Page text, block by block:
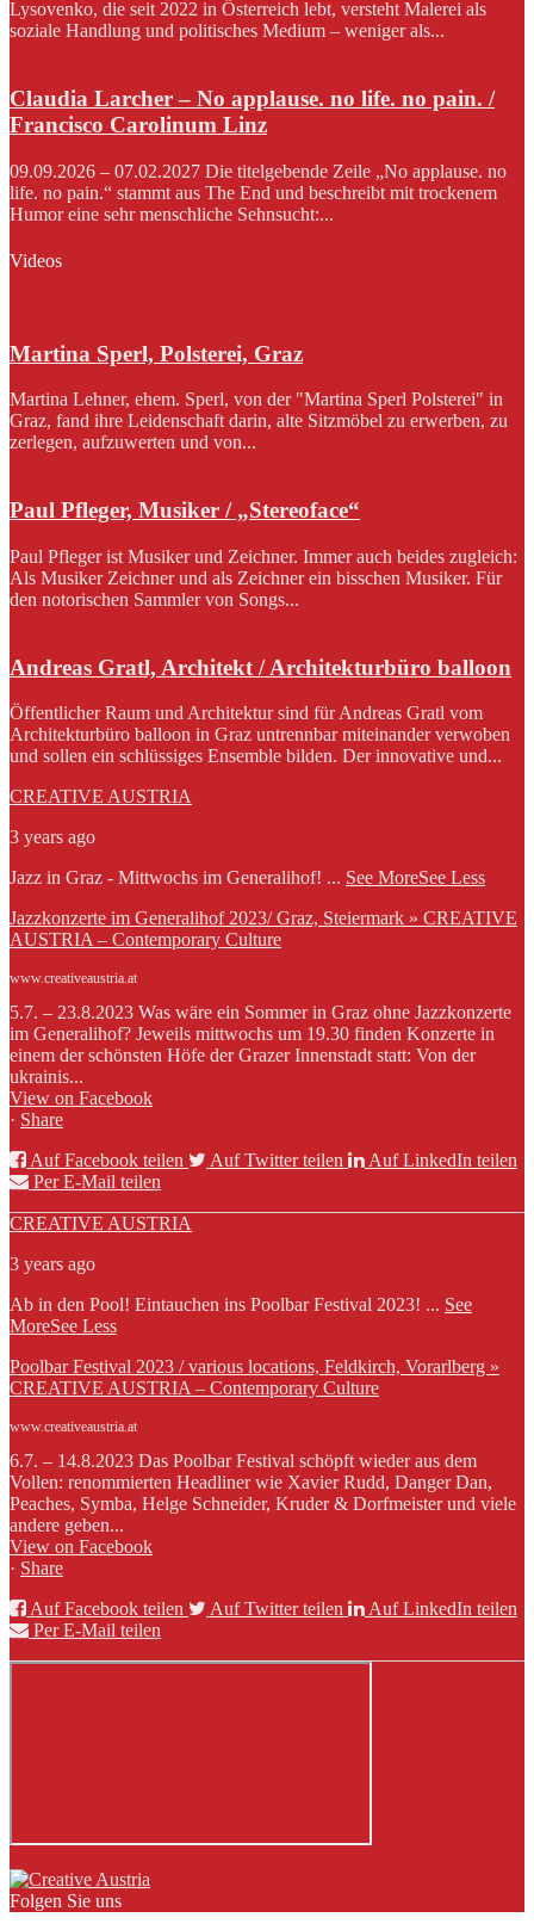
Lysovenko, die seit 2022 in Österreich lebt, versteht Malerei als
soziale Handlung und politisches Medium – weniger als...
Claudia Larcher – No applause. no life. no pain. /
Francisco Carolinum Linz
09.09.2026 – 07.02.2027 Die titelgebende Zeile „No applause. no
life. no pain.“ stammt aus The End und beschreibt mit trockenem
Humor eine sehr menschliche Sehnsucht:...
Videos
Martina Sperl, Polsterei, Graz
Martina Lehner, ehem. Sperl, von der "Martina Sperl Polsterei" in
Graz, fand ihre Leidenschaft darin, alte Sitzmöbel zu erwerben, zu
zerlegen, aufzuwerten und von...
Paul Pfleger, Musiker / „Stereoface“
Paul Pfleger ist Musiker und Zeichner. Immer auch beides zugleich:
Als Musiker Zeichner und als Zeichner ein bisschen Musiker. Für
den notorischen Sammler von Songs...
Andreas Gratl, Architekt / Architekturbüro balloon
Öffentlicher Raum und Architektur sind für Andreas Gratl vom
Architekturbüro balloon in Graz untrennbar miteinander verwoben
und sollen ein schlüssiges Ensemble bilden. Der innovative und...
CREATIVE AUSTRIA
3 years ago
Jazz in Graz - Mittwochs im Generalihof! ... See MoreSee Less
Jazzkonzerte im Generalihof 2023/ Graz, Steiermark » CREATIVE
AUSTRIA – Contemporary Culture
www.creativeaustria.at
5.7. – 23.8.2023 Was wäre ein Sommer in Graz ohne Jazzkonzerte
im Generalihof? Jeweils mittwochs um 19.30 finden Konzerte in
einem der schönsten Höfe der Grazer Innenstadt statt: Von der
ukrainis...
View on Facebook
· Share
Auf Facebook teilen
Auf Twitter teilen
Auf LinkedIn teilen
Per E-Mail teilen
CREATIVE AUSTRIA
3 years ago
Ab in den Pool! Eintauchen ins Poolbar Festival 2023! ... See
MoreSee Less
Poolbar Festival 2023 / various locations, Feldkirch, Vorarlberg »
CREATIVE AUSTRIA – Contemporary Culture
www.creativeaustria.at
6.7. – 14.8.2023 Das Poolbar Festival schöpft wieder aus dem
Vollen: renommierten Headliner wie Xavier Rudd, Danger Dan,
Peaches, Symba, Helge Schneider, Kruder & Dorfmeister und viele
andere geben...
View on Facebook
· Share
Auf Facebook teilen
Auf Twitter teilen
Auf LinkedIn teilen
Per E-Mail teilen
Folgen Sie uns